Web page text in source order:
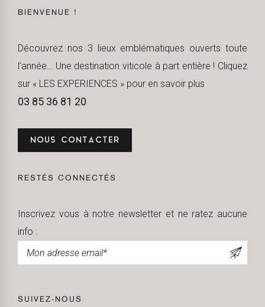
BIENVENUE !
Découvrez nos 3 lieux emblématiques ouverts toute
l’année… Une destination viticole à part entière ! Cliquez
sur « LES EXPERIENCES » pour en savoir plus
03 85 36 81 20
NOUS CONTACTER
RESTÉS CONNECTÉS
Inscrivez vous à notre newsletter et ne ratez aucune
info :
SUIVEZ-NOUS